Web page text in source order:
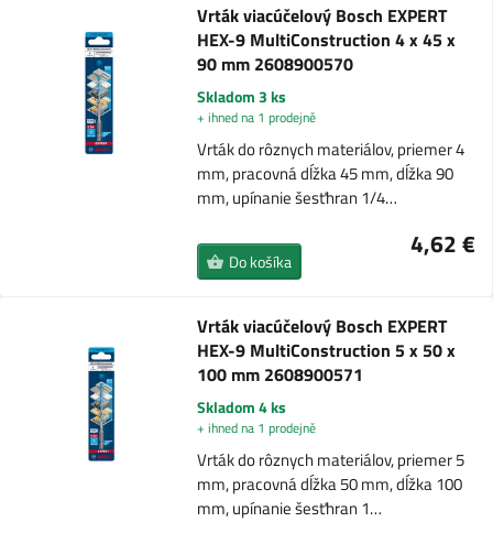
Vrták viacúčelový Bosch EXPERT
HEX-9 MultiConstruction 4 x 45 x
90 mm 2608900570
Skladom 3 ks
+ ihned na 1 prodejně
Vrták do rôznych materiálov, priemer 4
mm, pracovná dĺžka 45 mm, dĺžka 90
mm, upínanie šesťhran 1/4…
4,62 €
Do košíka
Vrták viacúčelový Bosch EXPERT
HEX-9 MultiConstruction 5 x 50 x
100 mm 2608900571
Skladom 4 ks
+ ihned na 1 prodejně
Vrták do rôznych materiálov, priemer 5
mm, pracovná dĺžka 50 mm, dĺžka 100
mm, upínanie šesťhran 1…